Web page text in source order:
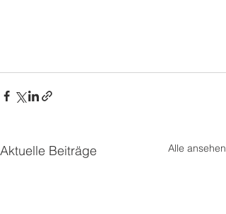
Aktuelle Beiträge Alle ansehen